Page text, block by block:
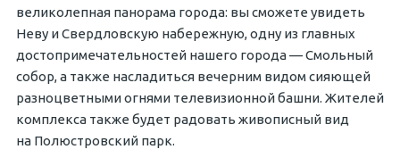
великолепная панорама города: вы сможете увидеть
Неву и Свердловскую набережную, одну из главных
достопримечательностей нашего города — Смольный
собор, а также насладиться вечерним видом сияющей
разноцветными огнями телевизионной башни. Жителей
комплекса также будет радовать живописный вид
на Полюстровский парк.